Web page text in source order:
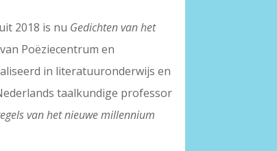
uit 2018 is nu Gedichten van het
Poëziecentrum en
in literatuuronderwijs en
taalkundige professor
van het nieuwe millennium